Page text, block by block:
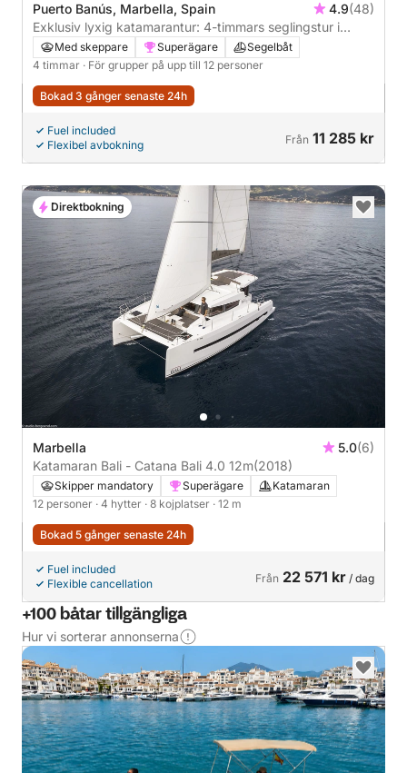
Puerto Banús, Marbella, Spain 4.9(48)
Exklusiv lyxig katamarantur: 4-timmars seglingstur i
Marbella
Med skeppare Superägare
Segelbåt
4 timmar · För grupper på upp till 12 personer
Bokad 3 gånger senaste 24h
Fuel included
Flexibel avbokning
Från 11 285 kr
Marbella 5.0(6)
Katamaran Bali - Catana Bali 4.0 12m(2018)
Skipper mandatory Superägare
Katamaran
12 personer · 4 hytter · 8 kojplatser · 12 m
Bokad 5 gånger senaste 24h
Fuel included
Flexible cancellation
Från 22 571 kr / dag
Direktbokning
+100 båtar tillgängliga
Hur vi sorterar annonserna